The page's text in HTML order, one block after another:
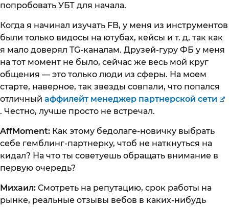
попробовать УБТ для начала.
Когда я начинал изучать FB, у меня из инструментов
были только видосы на ютубах, кейсы и т. д, так как
я мало доверял TG-каналам. Друзей-гуру ФБ у меня
на тот момент не было, сейчас же весь мой круг
общения — это только люди из сферы. На моем
старте, наверное, так звезды совпали, что попался
отличный аффилейт менеджер партнерской сети
. Честно, лучше просто не встречал.
AffMoment: Как этому бедолаге-новичку выбрать
себе гемблинг-партнерку, чтоб не наткнуться на
кидал? На что ты советуешь обращать внимание в
первую очередь?
Михаил: Смотреть на репутацию, срок работы на
рынке, реальные отзывы вебов в каких-нибудь